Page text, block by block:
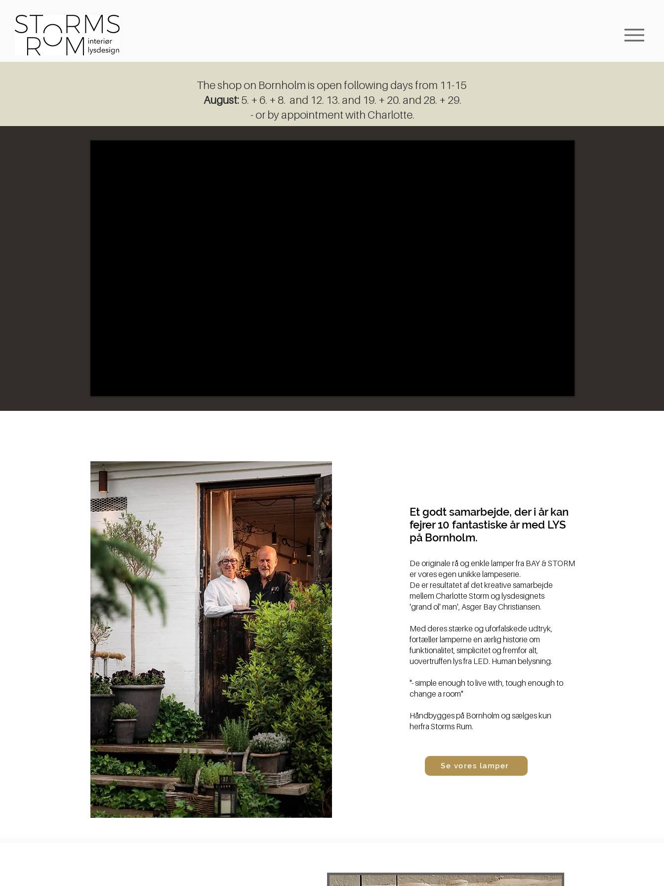
The shop on Bornholm​ is open following days from 11-15
August:5. + 6. + 8. and 12. 13. and 19. + 20. and 28. + 29.
- or by appointment with Charlotte.
Et godt samarbejde, der i år kan
fejrer 10 fantastiske år med LYS
på Bornholm.
De originale rå og enkle lamper fra BAY & STORM
er vores egen unikke lampeserie.
De er resultatet af det kreative samarbejde
mellem Charlotte Storm og lysdesignets
'grand ol' man', Asger Bay Christiansen.
Med deres stærke og uforfalskede udtryk,
fortæller lamperne en ærlig historie om
funktionalitet, simplicitet og fremfor alt,
uovertruffen lys fra LED. Human belysning.
"- simple enough to live with, tough enough to
change a room"
Håndbygges på Bornholm og sælges kun
herfra Storms Rum.
Se vores lamper